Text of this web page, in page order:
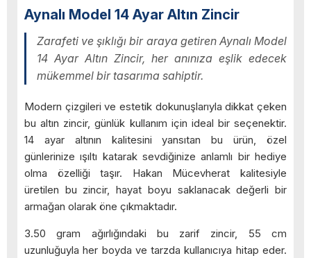
Aynalı Model 14 Ayar Altın Zincir
Zarafeti ve şıklığı bir araya getiren Aynalı Model
14 Ayar Altın Zincir, her anınıza eşlik edecek
mükemmel bir tasarıma sahiptir.
Modern çizgileri ve estetik dokunuşlarıyla dikkat çeken
bu altın zincir, günlük kullanım için ideal bir seçenektir.
14 ayar altının kalitesini yansıtan bu ürün, özel
günlerinize ışıltı katarak sevdiğinize anlamlı bir hediye
olma özelliği taşır. Hakan Mücevherat kalitesiyle
üretilen bu zincir, hayat boyu saklanacak değerli bir
armağan olarak öne çıkmaktadır.
3.50 gram ağırlığındaki bu zarif zincir, 55 cm
uzunluğuyla her boyda ve tarzda kullanıcıya hitap eder.